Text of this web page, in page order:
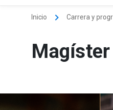
Inicio keyboard_arrow_right Carrera y
Magíster